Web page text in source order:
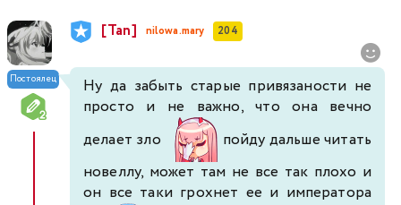
Постоялец
[Tan] nilowa.mary 204
Ну да забыть старые привязаности не
просто и не важно, что она вечно
делает зло
пойду дальше читать
новеллу, может там не все так плохо и
он все таки грохнет ее и императора